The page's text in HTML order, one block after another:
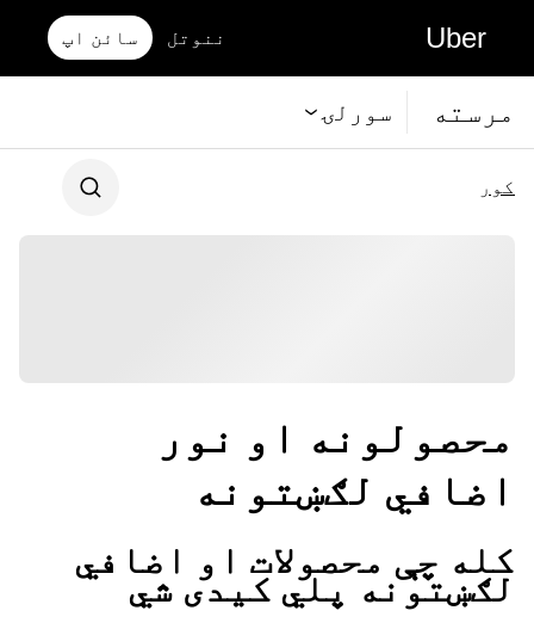
Uber ننوتل سائن اپ
مرسته سورلۍ
کور
محصولونه او نور
اضافي لګښتونه
کله چې محصولات او اضافي
لګښتونه پلي کیدی شي